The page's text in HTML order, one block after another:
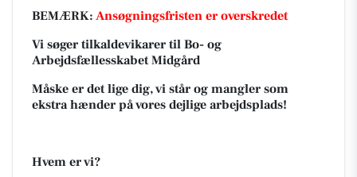
BEMÆRK: Ansøgningsfristen er overskredet
Vi søger tilkaldevikarer til Bo- og
Arbejdsfællesskabet Midgård
Måske er det lige dig, vi står og mangler som
ekstra hænder på vores dejlige arbejdsplads!
Hvem er vi?